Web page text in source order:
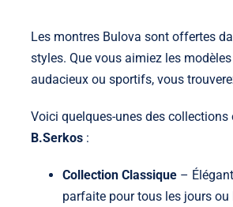
Les montres Bulova sont offertes
styles. Que vous aimiez les
audacieux ou sportifs, vous
Voici quelques-unes des
B.Serkos:
Collection Classique–
parfaite pour tous les jours ou